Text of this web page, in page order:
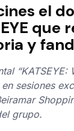
el
que
y
“KATSEYE:
sesiones
grupo.